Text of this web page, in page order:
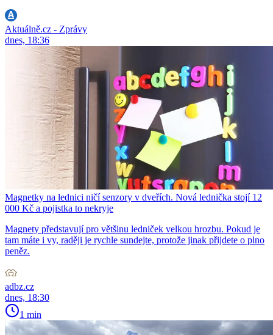
Aktuálně.cz - Zprávy
dnes, 18:36
Magnetky na lednici ničí senzory v dveřích. Nová lednička stojí 12
000 Kč a pojistka to nekryje
Magnety představují pro většinu ledniček velkou hrozbu. Pokud je
tam máte i vy, raději je rychle sundejte, protože jinak přijdete o plno
peněz.
adbz.cz
dnes, 18:30
1 min